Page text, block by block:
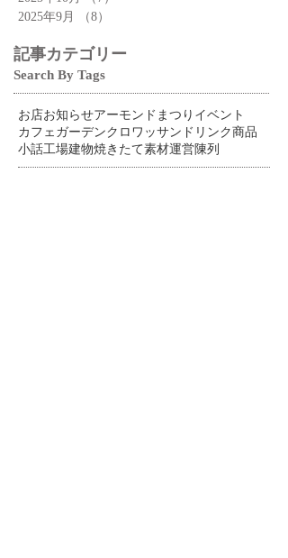
2025年9月
（8）
記事カテゴリー
Search By Tags
お店お知らせアーモンドまつり イベント
カフェ ガーデンクロワッサン ドリンク商品
小話工場建物焼きたて素材運営陳列